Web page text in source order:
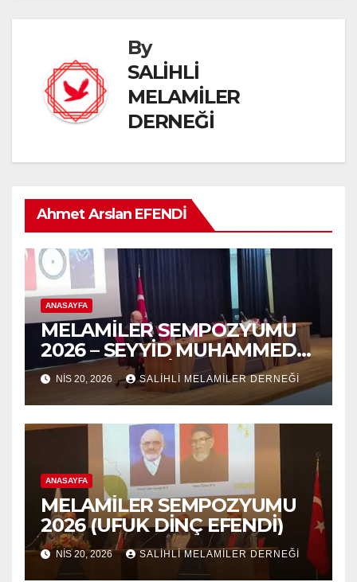
By
SALİHLİ
MELAMİLER
DERNEĞİ
Ahmet Arslan EFENDİ
ANASAYFA
MELAMİLER SEMPOZYUMU
2026 – SEYYİD MUHAMMED
NURUL-ARABİ 139.VUSLAT
YILDÖNÜMÜ-5.VAHDET
SÖYLEYİŞ PANEL
NIS 20, 2026 SALİHLİ MELAMİLER DERNEĞİ
ANASAYFA
MELAMİLER SEMPOZYUMU
2026 (UFUK DİNÇ EFENDİ)
NIS 20, 2026 SALİHLİ MELAMİLER DERNEĞİ